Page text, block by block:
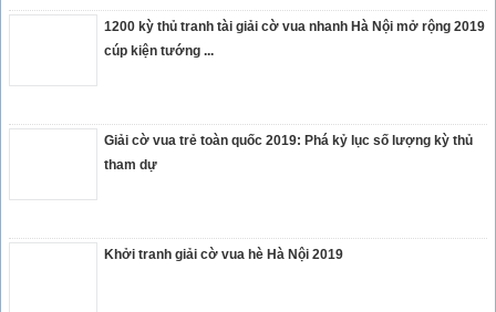
1200 kỳ thủ tranh tài giải cờ vua nhanh Hà Nội mở rộng 2019
cúp kiện tướng ...
Giải cờ vua trẻ toàn quốc 2019: Phá kỷ lục số lượng kỳ thủ
tham dự
Khởi tranh giải cờ vua hè Hà Nội 2019